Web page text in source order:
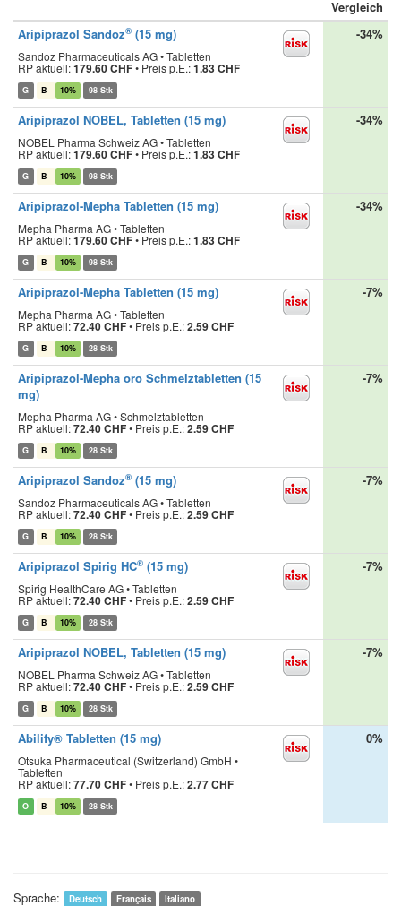
Vergleich
Aripiprazol Sandoz® (15 mg)
Sandoz Pharmaceuticals AG • Tabletten
RP aktuell:179.60 CHF• Preis p.E.:1.83 CHF
G B 10% 98 Stk
-34%
Aripiprazol NOBEL, Tabletten (15 mg)
NOBEL Pharma Schweiz AG • Tabletten
RP aktuell:179.60 CHF• Preis p.E.:1.83 CHF
G B 10% 98 Stk
-34%
Aripiprazol-Mepha Tabletten (15 mg)
Mepha Pharma AG • Tabletten
RP aktuell:179.60 CHF• Preis p.E.:1.83 CHF
G B 10% 98 Stk
-34%
Aripiprazol-Mepha Tabletten (15 mg)
Mepha Pharma AG • Tabletten
RP aktuell:72.40 CHF• Preis p.E.:2.59 CHF
G B 10% 28 Stk
-7%
Aripiprazol-Mepha oro Schmelztabletten (15
mg)
Mepha Pharma AG • Schmelztabletten
RP aktuell:72.40 CHF• Preis p.E.:2.59 CHF
G B 10% 28 Stk
-7%
Aripiprazol Sandoz® (15 mg)
Sandoz Pharmaceuticals AG • Tabletten
RP aktuell:72.40 CHF• Preis p.E.:2.59 CHF
G B 10% 28 Stk
-7%
Aripiprazol Spirig HC® (15 mg)
Spirig HealthCare AG • Tabletten
RP aktuell:72.40 CHF• Preis p.E.:2.59 CHF
G B 10% 28 Stk
-7%
Aripiprazol NOBEL, Tabletten (15 mg)
NOBEL Pharma Schweiz AG • Tabletten
RP aktuell:72.40 CHF• Preis p.E.:2.59 CHF
G B 10% 28 Stk
-7%
Abilify® Tabletten (15 mg)
Otsuka Pharmaceutical (Switzerland) GmbH •
Tabletten
RP aktuell:77.70 CHF• Preis p.E.:2.77 CHF
O B 10% 28 Stk
0%
Sprache: Deutsch Français Italiano